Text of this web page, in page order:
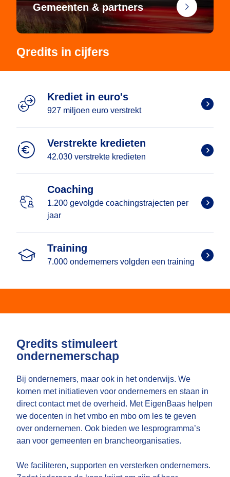
Gemeenten & partners
Qredits in cijfers
Krediet in euro's
927 miljoen euro verstrekt
Verstrekte kredieten
42.030 verstrekte kredieten
Coaching
1.200 gevolgde coachingstrajecten per
jaar
Training
7.000 ondernemers volgden een training
Qredits stimuleert
ondernemerschap
Bij ondernemers, maar ook in het onderwijs. We
komen met initiatieven voor ondernemers en staan in
direct contact met de overheid. Met EigenBaas helpen
we docenten in het vmbo en mbo om les te geven
over ondernemen. Ook bieden we lesprogramma’s
aan voor gemeenten en brancheorganisaties.
We faciliteren, supporten en versterken ondernemers.